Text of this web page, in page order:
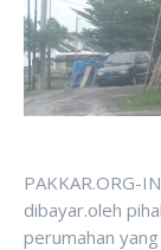
PAKKAR.ORG-
dibayar.oleh
perumahan